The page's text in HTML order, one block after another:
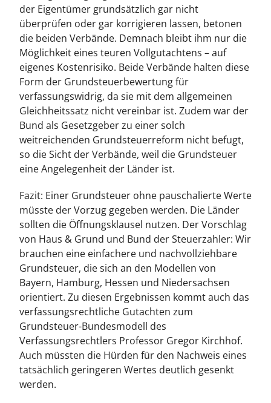
der Eigentümer grundsätzlich gar nicht
überprüfen oder gar korrigieren lassen, betonen
die beiden Verbände. Demnach bleibt ihm nur die
Möglichkeit eines teuren Vollgutachtens – auf
eigenes Kostenrisiko. Beide Verbände halten diese
Form der Grundsteuerbewertung für
verfassungswidrig, da sie mit dem allgemeinen
Gleichheitssatz nicht vereinbar ist. Zudem war der
Bund als Gesetzgeber zu einer solch
weitreichenden Grundsteuerreform nicht befugt,
so die Sicht der Verbände, weil die Grundsteuer
eine Angelegenheit der Länder ist.
Fazit: Einer Grundsteuer ohne pauschalierte Werte
müsste der Vorzug gegeben werden. Die Länder
sollten die Öffnungsklausel nutzen. Der Vorschlag
von Haus & Grund und Bund der Steuerzahler: Wir
brauchen eine einfachere und nachvollziehbare
Grundsteuer, die sich an den Modellen von
Bayern, Hamburg, Hessen und Niedersachsen
orientiert. Zu diesen Ergebnissen kommt auch das
verfassungsrechtliche Gutachten zum
Grundsteuer-Bundesmodell des
Verfassungsrechtlers Professor Gregor Kirchhof.
Auch müssten die Hürden für den Nachweis eines
tatsächlich geringeren Wertes deutlich gesenkt
werden.